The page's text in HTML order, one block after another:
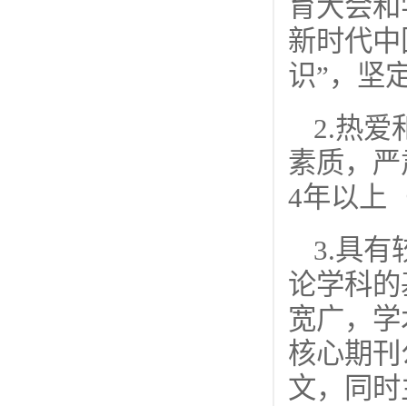
育大会
新时代
识”，坚
2.热爱
素质，
4年以上
3.具有
论学科
宽广，
核心期
文，同